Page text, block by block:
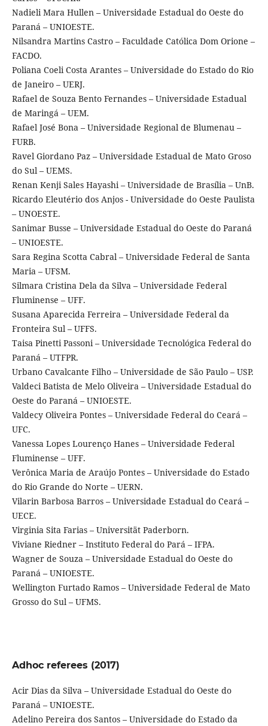
Nadieli Mara Hullen – Universidade Estadual do Oeste do
Paraná – UNIOESTE.
Nilsandra Martins Castro – Faculdade Católica Dom Orione –
FACDO.
Poliana Coeli Costa Arantes – Universidade do Estado do Rio
de Janeiro – UERJ.
Rafael de Souza Bento Fernandes – Universidade Estadual
de Maringá – UEM.
Rafael José Bona – Universidade Regional de Blumenau –
FURB.
Ravel Giordano Paz – Universidade Estadual de Mato Groso
do Sul – UEMS.
Renan Kenji Sales Hayashi – Universidade de Brasília – UnB.
Ricardo Eleutério dos Anjos - Universidade do Oeste Paulista
– UNOESTE.
Sanimar Busse – Universidade Estadual do Oeste do Paraná
– UNIOESTE.
Sara Regina Scotta Cabral – Universidade Federal de Santa
Maria – UFSM.
Silmara Cristina Dela da Silva – Universidade Federal
Fluminense – UFF.
Susana Aparecida Ferreira – Universidade Federal da
Fronteira Sul – UFFS.
Taisa Pinetti Passoni – Universidade Tecnológica Federal do
Paraná – UTFPR.
Urbano Cavalcante Filho – Universidade de São Paulo – USP.
Valdeci Batista de Melo Oliveira – Universidade Estadual do
Oeste do Paraná – UNIOESTE.
Valdecy Oliveira Pontes – Universidade Federal do Ceará –
UFC.
Vanessa Lopes Lourenço Hanes – Universidade Federal
Fluminense – UFF.
Verônica Maria de Araújo Pontes – Universidade do Estado
do Rio Grande do Norte – UERN.
Vilarin Barbosa Barros – Universidade Estadual do Ceará –
UECE.
Virginia Sita Farias – Universität Paderborn.
Viviane Riedner – Instituto Federal do Pará – IFPA.
Wagner de Souza – Universidade Estadual do Oeste do
Paraná – UNIOESTE.
Wellington Furtado Ramos – Universidade Federal de Mato
Grosso do Sul – UFMS.
Adhoc referees (2017)
Acir Dias da Silva – Universidade Estadual do Oeste do
Paraná – UNIOESTE.
Adelino Pereira dos Santos – Universidade do Estado da